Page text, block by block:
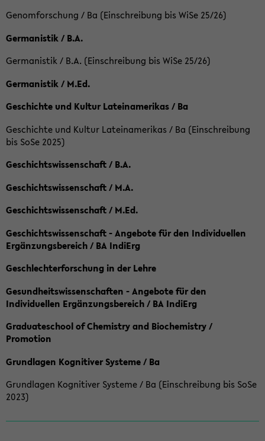
Genomforschung / Ba (Einschreibung bis WiSe 25/26)
Germanistik / B.A.
Germanistik / B.A. (Einschreibung bis WiSe 25/26)
Germanistik / M.Ed.
Geschichte und Kultur Lateinamerikas / Ba
Geschichte und Kultur Lateinamerikas / Ba (Einschreibung
bis SoSe 2025)
Geschichtswissenschaft / B.A.
Geschichtswissenschaft / M.A.
Geschichtswissenschaft / M.Ed.
Geschichtswissenschaft - Angebote für den Individuellen
Ergänzungsbereich / BA IndiErg
Geschlechterforschung in der Lehre
Gesundheitswissenschaften - Angebote für den
Individuellen Ergänzungsbereich / BA IndiErg
Graduateschool of Chemistry and Biochemistry /
Promotion
Grundlagen Kognitiver Systeme / Ba
Grundlagen Kognitiver Systeme / Ba (Einschreibung bis SoSe
2023)